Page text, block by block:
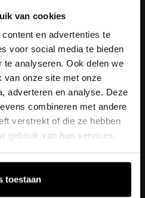
van cookies
en advertenties te
voor social media te bieden
analyseren. Ook delen we
van onze site met onze
adverteren en analyse. Deze
combineren met andere
verstrekt of die ze hebben
gebruik van hun services.
toestaan